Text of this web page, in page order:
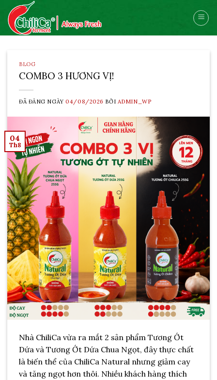
Skip
content
BLOG
COMBO 3 HƯƠNG VỊ!
ĐÃ ĐĂNG NGÀY04/08/2026 BỞI ADMIN_WP
04
Th8
Nhà ChiliCa vừa ra mắt 2 sản phẩm Tương Ớt
Dứa và Tương Ớt Dứa Chua Ngọt, đây thực chất
là biến thể của ChiliCa Natural nhưng giảm cay
và tăng ngọt hơn thôi. Nhiều khách hàng thích